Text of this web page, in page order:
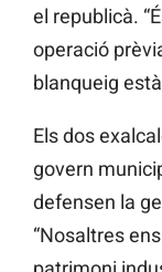
el republicà.
operació
blanqueig
Els dos
govern
defensen la
“Nosaltres